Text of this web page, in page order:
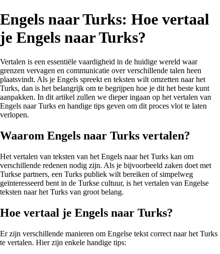
Engels naar Turks: Hoe vertaal
je Engels naar Turks?
Vertalen is een essentiële vaardigheid in de huidige wereld waar
grenzen vervagen en communicatie over verschillende talen heen
plaatsvindt. Als je Engels spreekt en teksten wilt omzetten naar het
Turks, dan is het belangrijk om te begrijpen hoe je dit het beste kunt
aanpakken. In dit artikel zullen we dieper ingaan op het vertalen van
Engels naar Turks en handige tips geven om dit proces vlot te laten
verlopen.
Waarom Engels naar Turks vertalen?
Het vertalen van teksten van het Engels naar het Turks kan om
verschillende redenen nodig zijn. Als je bijvoorbeeld zaken doet met
Turkse partners, een Turks publiek wilt bereiken of simpelweg
geïnteresseerd bent in de Turkse cultuur, is het vertalen van Engelse
teksten naar het Turks van groot belang.
Hoe vertaal je Engels naar Turks?
Er zijn verschillende manieren om Engelse tekst correct naar het Turks
te vertalen. Hier zijn enkele handige tips: